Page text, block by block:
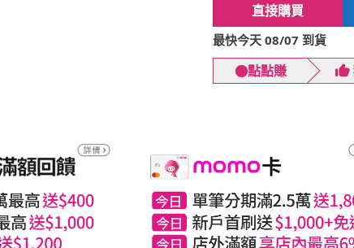
直接購買
最快今天 08/07 到貨
點點賺